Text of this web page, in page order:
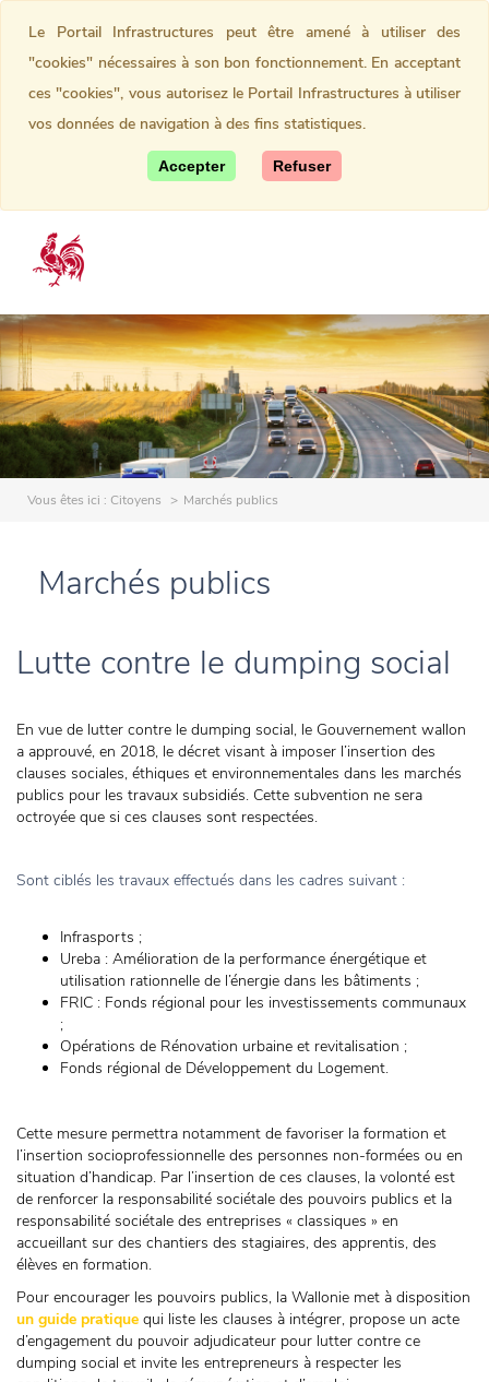
Vous êtes ici : Citoyens Marchés publics
Marchés publics
Lutte contre le dumping social
En vue de lutter contre le dumping social, le Gouvernement wallon
a approuvé, en 2018, le décret visant à imposer l’insertion des
clauses sociales, éthiques et environnementales dans les marchés
publics pour les travaux subsidiés. Cette subvention ne sera
octroyée que si ces clauses sont respectées.
Sont ciblés les travaux effectués dans les cadres suivant :
Infrasports ;
Ureba : Amélioration de la performance énergétique et
utilisation rationnelle de l’énergie dans les bâtiments ;
FRIC : Fonds régional pour les investissements communaux
;
Opérations de Rénovation urbaine et revitalisation ;
Fonds régional de Développement du Logement.
Cette mesure permettra notamment de favoriser la formation et
l’insertion socioprofessionnelle des personnes non-formées ou en
situation d’handicap. Par l’insertion de ces clauses, la volonté est
de renforcer la responsabilité sociétale des pouvoirs publics et la
responsabilité sociétale des entreprises « classiques » en
accueillant sur des chantiers des stagiaires, des apprentis, des
élèves en formation.
Pour encourager les pouvoirs publics, la Wallonie met à disposition
un guide pratique qui liste les clauses à intégrer, propose un acte
d’engagement du pouvoir adjudicateur pour lutter contre ce
dumping social et invite les entrepreneurs à respecter les
Le Portail Infrastructures peut être amené à utiliser des
"cookies" nécessaires à son bon fonctionnement. En acceptant
ces "cookies", vous autorisez le Portail Infrastructures à utiliser
vos données de navigation à des fins statistiques.
Accepter Refuser